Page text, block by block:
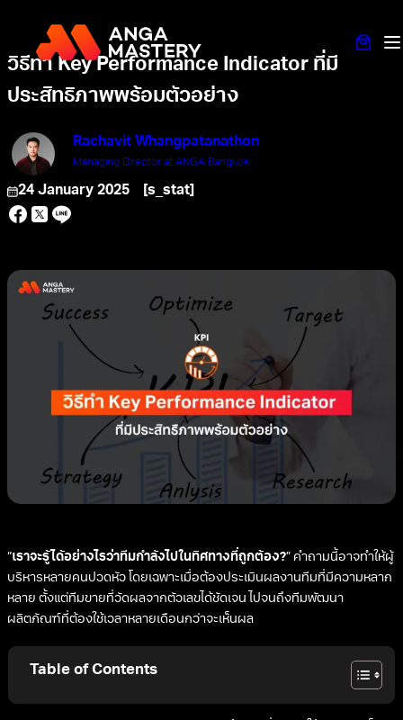
วิธีทำ Key Performance Indicator ที่มี
ประสิทธิภาพพร้อมตัวอย่าง
Rachavit Whangpatanathon
Managing Director at ANGA Bangkok
24 January 2025 [s_stat]
“เราจะรู้ได้อย่างไรว่าทีมกำลังไปในทิศทางที่ถูกต้อง?” คำถามนี้อาจทำให้ผู้
บริหารหลายคนปวดหัว โดยเฉพาะเมื่อต้องประเมินผลงานทีมที่มีความหลาก
หลาย ตั้งแต่ทีมขายที่วัดผลจากตัวเลขได้ชัดเจน ไปจนถึงทีมพัฒนา
ผลิตภัณฑ์ที่ต้องใช้เวลาหลายเดือนกว่าจะเห็นผล
Table of Contents